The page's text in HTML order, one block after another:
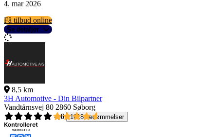
4. mar 2026
Få tilbud online
Se detaljer
8,5 km
3H Automotive - Din Bilpartner
Vandtårnsvej 80 2860 Søborg
4,6
1618 bedømmelser